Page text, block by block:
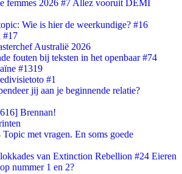
femmes 2026 #7 Allez vooruit DEMI
Wie is hier de weerkundige? #16
#17
Australië 2026
fouten bij teksten in het openbaar #74
#1319
#1
jij aan je beginnende relatie?
Brennan!
met vragen. En soms goede
van Extinction Rebellion #24 Eieren
nummer 1 en 2?